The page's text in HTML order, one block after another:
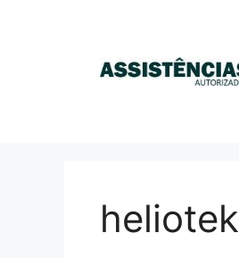
heliotek